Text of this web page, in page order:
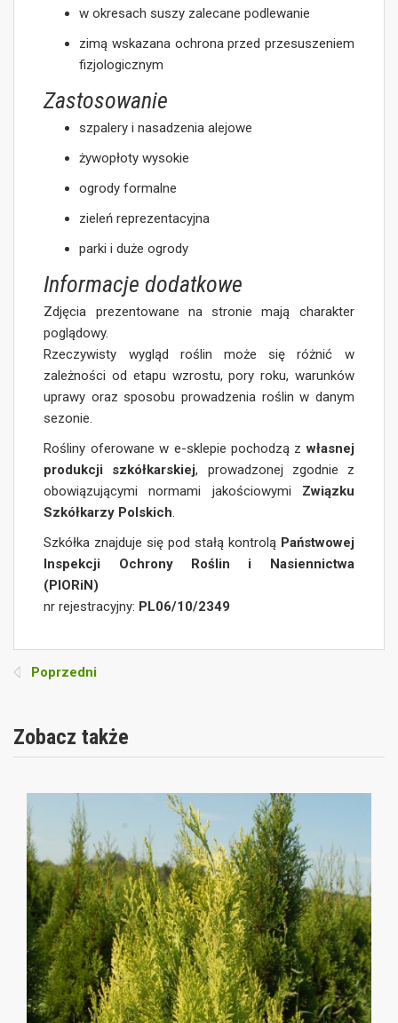
w okresach suszy zalecane podlewanie
zimą wskazana ochrona przed przesuszeniem
fizjologicznym
Zastosowanie
szpalery i nasadzenia alejowe
żywopłoty wysokie
ogrody formalne
zieleń reprezentacyjna
parki i duże ogrody
Informacje dodatkowe
Zdjęcia prezentowane na stronie mają charakter
poglądowy.
Rzeczywisty wygląd roślin może się różnić w
zależności od etapu wzrostu, pory roku, warunków
uprawy oraz sposobu prowadzenia roślin w danym
sezonie.
Rośliny oferowane w e-sklepie pochodzą zwłasnej
produkcji szkółkarskiej, prowadzonej zgodnie z
obowiązującymi normami jakościowymi Związku
Szkółkarzy Polskich.
Szkółka znajduje się pod stałą kontrolą Państwowej
Inspekcji Ochrony Roślin i Nasiennictwa
(PIORiN)
nr rejestracyjny: PL06/10/2349
Poprzedni
Zobacz także